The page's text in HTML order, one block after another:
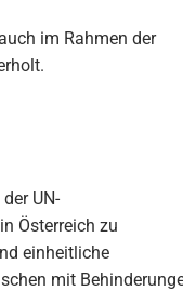
im Rahmen der
UN-
Österreich zu
einheitliche
mit